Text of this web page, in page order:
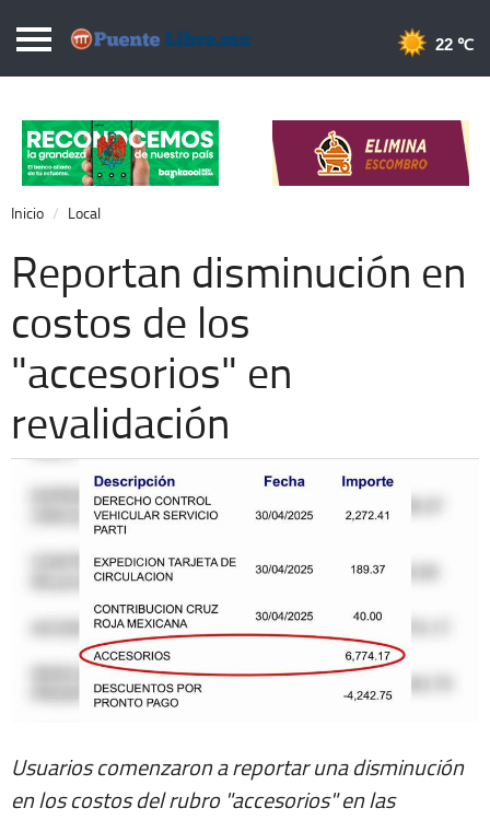
Puentelibre.mx
Local
Nacional
Opinión
Cronos
Economía
Espectáculos
Extra +
22 ℃
Inicio Local
Reportan disminución en
costos de los
"accesorios" en
revalidación
Usuarios comenzaron a reportar una disminución
en los costos del rubro "accesorios" en las